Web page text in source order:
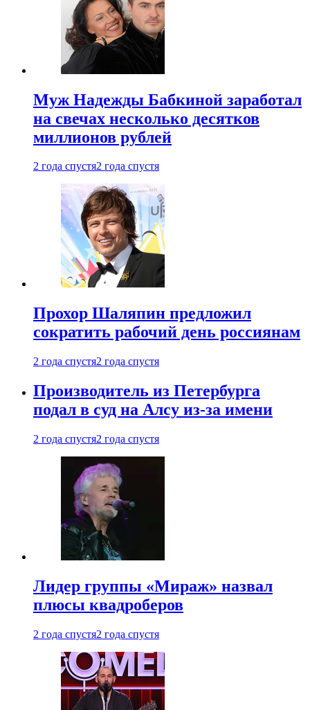
Муж Надежды Бабкиной заработал
на свечах несколько десятков
миллионов рублей
2 года спустя2 года спустя
Прохор Шаляпин предложил
сократить рабочий день россиянам
2 года спустя2 года спустя
Производитель из Петербурга
подал в суд на Алсу из-за имени
2 года спустя2 года спустя
Лидер группы «Мираж» назвал
плюсы квадроберов
2 года спустя2 года спустя